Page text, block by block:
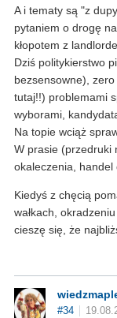
A i tematy są "z
pytaniem o drogę
kłopotem z
Dziś politykierstwo
bezsensowne),
tutaj!!) problemami
wyborami,
Na topie wciąż
W prasie (przedruki
okaleczenia, handel
Kiedyś z chęcią
wałkach,
cieszę się, że
#34